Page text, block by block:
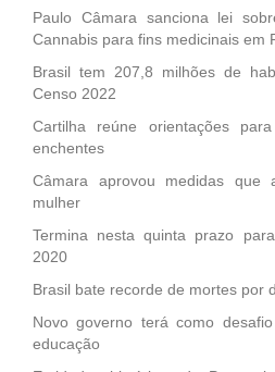
Paulo Câmara sanciona lei
Cannabis para fins medicinais em
Brasil tem 207,8 milhões de
Censo 2022
Cartilha reúne orientações
enchentes
Câmara aprovou medidas que
mulher
Termina nesta quinta prazo
2020
Brasil bate recorde de mortes por
Novo governo terá como
educação